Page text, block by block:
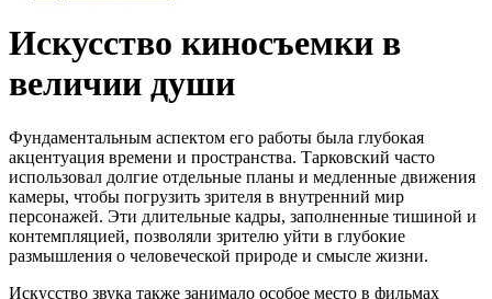
Искусство киносъемки в
величии души
Фундаментальным аспектом его работы была глубокая
акцентуация времени и пространства. Тарковский часто
использовал долгие отдельные планы и медленные движения
камеры, чтобы погрузить зрителя в внутренний мир
персонажей. Эти длительные кадры, заполненные тишиной и
контемпляцией, позволяли зрителю уйти в глубокие
размышления о человеческой природе и смысле жизни.
Искусство звука также занимало особое место в фильмах